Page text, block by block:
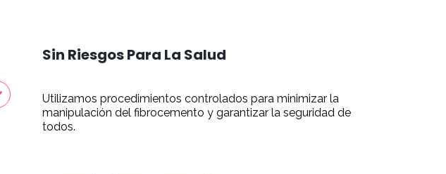
Sin Riesgos Para La Salud
Utilizamos procedimientos controlados para minimizar la
manipulación del fibrocemento y garantizar la seguridad de
todos.